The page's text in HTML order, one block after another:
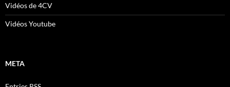
Vidéos de 4CV
Vidéos Youtube
META